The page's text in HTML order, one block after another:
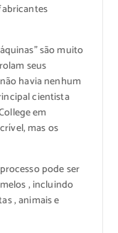
são muito
seus
havia nenhum
cientista
em
mas os
pode ser
, incluindo
, animais e